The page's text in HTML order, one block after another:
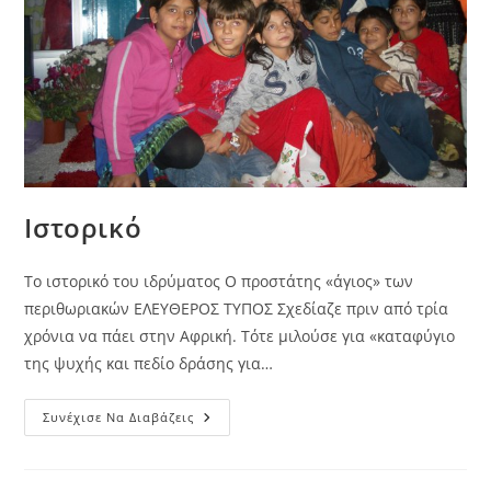
Ιστορικό
Το ιστορικό του ιδρύματος Ο προστάτης «άγιος» των
περιθωριακών ΕΛΕΥΘΕΡΟΣ ΤΥΠΟΣ Σχεδίαζε πριν από τρία
χρόνια να πάει στην Αφρική. Τότε μιλούσε για «καταφύγιο
της ψυχής και πεδίο δράσης για…
Συνέχισε Να Διαβάζεις Ιστορικό